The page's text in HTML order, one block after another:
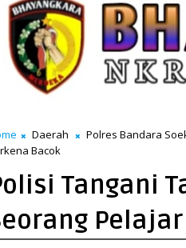
Daerah Polres Bandara
Bacok
Tangani